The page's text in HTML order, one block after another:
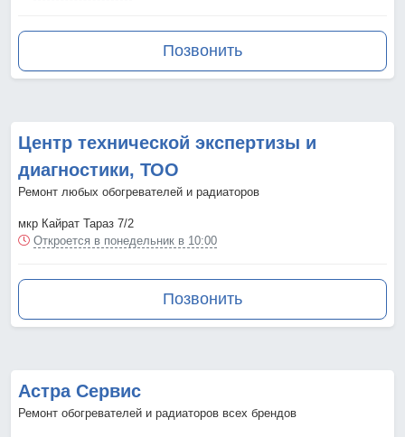
Позвонить
Центр технической экспертизы и
диагностики, ТОО
Ремонт любых обогревателей и радиаторов
мкр Кайрат Тараз 7/2
Откроется в понедельник в 10:00
Позвонить
Астра Сервис
Ремонт обогревателей и радиаторов всех брендов